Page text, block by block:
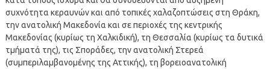
συχνότητα κεραυνών και από τοπικές χαλαζοπτώσεις στη Θράκη,
την ανατολική Μακεδονία και σε περιοχές της κεντρικής
Μακεδονίας (κυρίως τη Χαλκιδική), τη Θεσσαλία (κυρίως τα δυτικά
τμήματά της), τις Σποράδες, την ανατολική Στερεά
(συμπεριλαμβανομένης της Αττικής), τη βορειοανατολική